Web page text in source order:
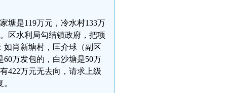
塘是119万元，冷水村133万
区水利局勾结镇政府，把项
肖新塘村，匡介球（副区
万发包的，白沙塘是50万
422万元无去向，请求上级